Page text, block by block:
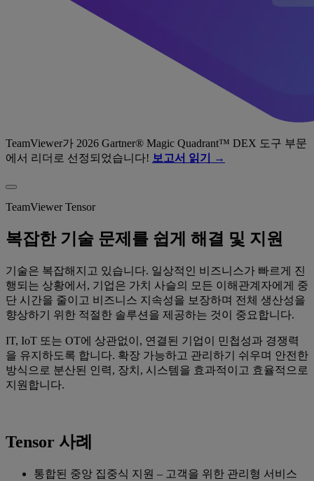
TeamViewer가 2026 Gartner® Magic Quadrant™ DEX 도구 부문
에서 리더로 선정되었습니다! 보고서 읽기 →
TeamViewer Tensor
복잡한 기술 문제를 쉽게 해결 및 지원
기술은 복잡해지고 있습니다. 일상적인 비즈니스가 빠르게 진
행되는 상황에서, 기업은 가치 사슬의 모든 이해관계자에게 중
단 시간을 줄이고 비즈니스 지속성을 보장하며 전체 생산성을
향상하기 위한 적절한 솔루션을 제공하는 것이 중요합니다.
IT, IoT 또는 OT에 상관없이, 연결된 기업이 민첩성과 경쟁력
을 유지하도록 합니다. 확장 가능하고 관리하기 쉬우며 안전한
방식으로 분산된 인력, 장치, 시스템을 효과적이고 효율적으로
지원합니다.
Tensor 사례
통합된 중앙 집중식 지원 – 고객을 위한 관리형 서비스